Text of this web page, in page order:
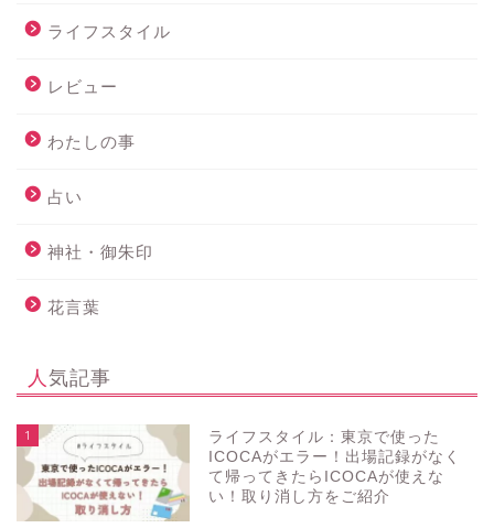
ライフスタイル
レビュー
わたしの事
占い
神社・御朱印
花言葉
人気記事
1
ライフスタイル：東京で使った
ICOCAがエラー！出場記録がなく
て帰ってきたらICOCAが使えな
い！取り消し方をご紹介